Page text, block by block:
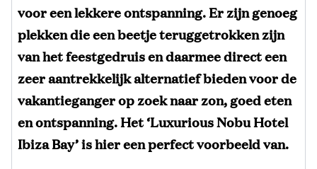
voor een lekkere ontspanning. Er zijn genoeg
plekken die een beetje teruggetrokken zijn
van het feestgedruis en daarmee direct een
zeer aantrekkelijk alternatief bieden voor de
vakantieganger op zoek naar zon, goed eten
en ontspanning. Het ‘Luxurious Nobu Hotel
Ibiza Bay’ is hier een perfect voorbeeld van.